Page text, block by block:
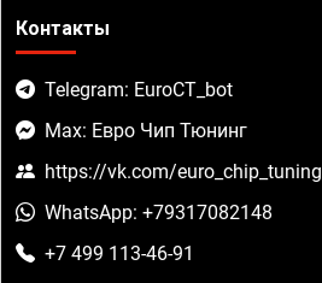
Контакты
Telegram: EuroCT_bot
Max: Евро Чип Тюнинг
https://vk.com/euro_chip_tuning
WhatsApp: +79317082148
+7 499 113-46-91